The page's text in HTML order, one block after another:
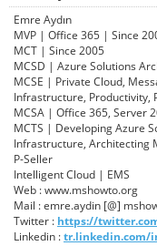
Emre Aydın
MVP | Office 365 | Since
MCT | Since 2005
MCSD | Azure Solutions
MCSE | Private Cloud,
Infrastructure, Productivity,
MCSA | Office 365, Server
MCTS | Developing Azure
Infrastructure, Architecting
P-Seller
Intelligent Cloud | EMS
Web : www.mshowto.org
Mail : emre.aydin [@]
Twitter : https://
Linkedin :tr.linkedin.com/